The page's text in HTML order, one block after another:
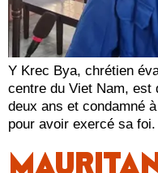
Y Krec Bya, chrétien
centre du Viet Nam, est
deux ans et condamné
pour avoir exercé sa foi.